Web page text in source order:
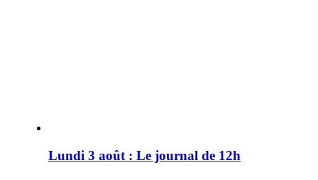
Lundi 3 août : Le journal de 12h